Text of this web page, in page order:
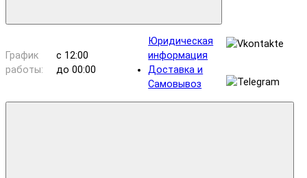
График
работы:
с 12:00
до 00:00
Юридическая
информация
Доставка и
Самовывоз